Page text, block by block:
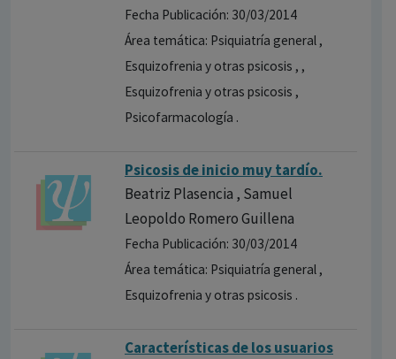
Fecha Publicación: 30/03/2014
Área temática: Psiquiatría general ,
Esquizofrenia y otras psicosis , ,
Esquizofrenia y otras psicosis ,
Psicofarmacología .
Psicosis de inicio muy tardío.
Beatriz Plasencia , Samuel
Leopoldo Romero Guillena
Fecha Publicación: 30/03/2014
Área temática: Psiquiatría general ,
Esquizofrenia y otras psicosis .
Caracterís​ticas de los usuarios